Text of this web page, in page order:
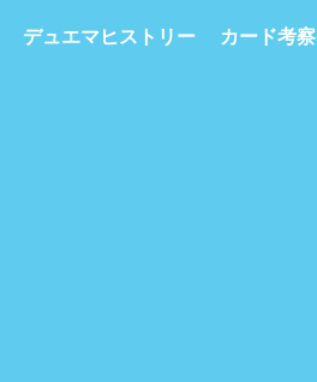
デュエマヒストリー カード考察